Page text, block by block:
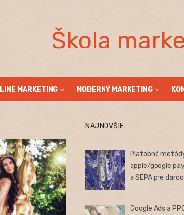
Škola
MARKETING MODERNÝ MARKETING
NAJNOVŠIE
Platobné
apple/google
a SEPA pre
Google Ads a